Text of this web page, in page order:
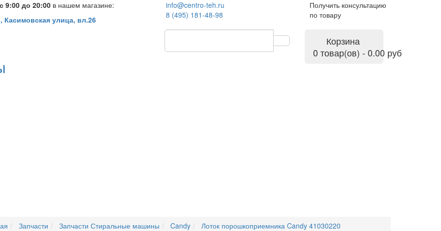
9:00 до 20:00 в нашем магазине:
улица, вл.26
info@centro-teh.ru
8 (495) 181-48-98
Получить консультацию
по товару
Корзина
0 товар(ов) - 0.00 руб
Запчасти Запчасти Стиральные машины Candy Лоток порошкоприемника Candy 41030220